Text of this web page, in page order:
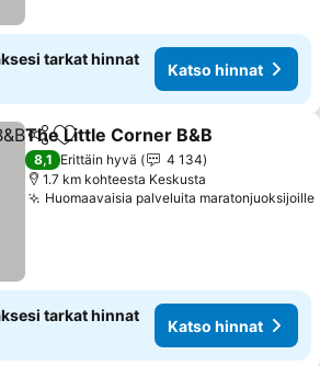
tarkat hinnat
Katso hinnat
Jaa Lisää suosikkeihin
The Little Corner B&B
8,1 Erittäin hyvä
4 134
1.7 km kohteesta Keskusta
Huomaavaisia palveluita maratonjuoksijoille
tarkat hinnat
Katso hinnat